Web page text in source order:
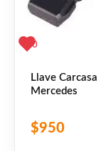
0
Llave Carcasa
Mercedes
$950